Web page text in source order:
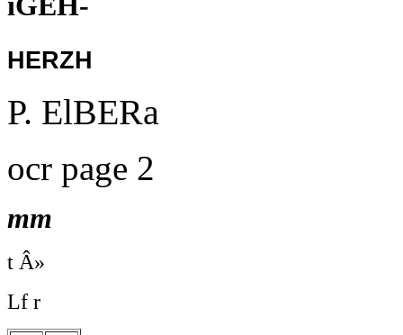
herzh
P. ElBERa
ocr page 2
mm
t Â»
Lf r